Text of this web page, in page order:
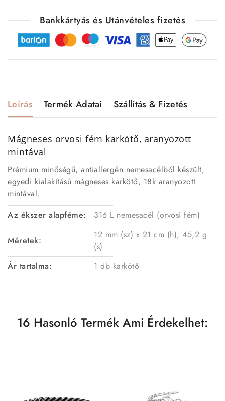
Bankkártyás és Utánvételes fizetés
Leírás Termék Adatai Szállítás & Fizetés
Mágneses orvosi fém karkötő, aranyozott
mintával
Prémium minőségű, antiallergén nemesacélból készült,
egyedi kialakítású mágneses karkötő, 18k aranyozott
mintával.
Az ékszer alapféme:
316 L nemesacél (orvosi fém)
Méretek:
12 mm (sz) x 21 cm (h), 45,2 g
(s)
Ár tartalma:
1 db karkötő
16 Hasonló Termék Ami Érdekelhet: